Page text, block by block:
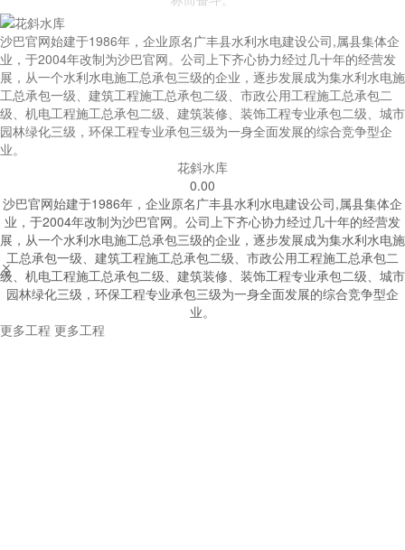
沙巴官网始建于1986年，企业原名广丰县水利水电建设公司,属县集体企
业，于2004年改制为沙巴官网。公司上下齐心协力经过几十年的经营发
展，从一个水利水电施工总承包三级的企业，逐步发展成为集水利水电施
工总承包一级、建筑工程施工总承包二级、市政公用工程施工总承包二
级、机电工程施工总承包二级、建筑装修、装饰工程专业承包二级、城市
园林绿化三级，环保工程专业承包三级为一身全面发展的综合竞争型企
业。
花斜水库
0.00
沙巴官网始建于1986年，企业原名广丰县水利水电建设公司,属县集体企
业，于2004年改制为沙巴官网。公司上下齐心协力经过几十年的经营发
展，从一个水利水电施工总承包三级的企业，逐步发展成为集水利水电施
工总承包一级、建筑工程施工总承包二级、市政公用工程施工总承包二
级、机电工程施工总承包二级、建筑装修、装饰工程专业承包二级、城市
园林绿化三级，环保工程专业承包三级为一身全面发展的综合竞争型企
业。


更多工程 更多工程